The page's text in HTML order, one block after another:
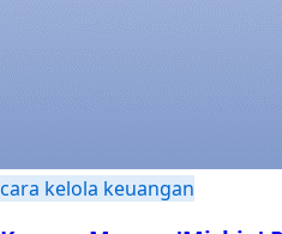
cara kelola keuangan